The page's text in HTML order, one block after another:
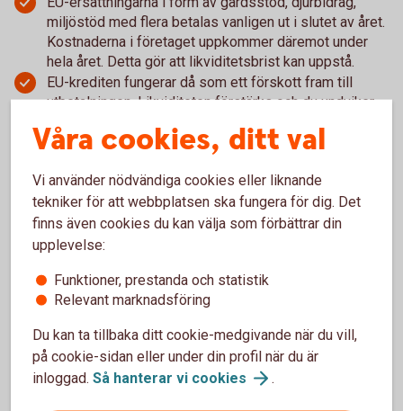
miljöstöd med flera betalas vanligen ut i slutet av året.
Kostnaderna i företaget uppkommer däremot under
hela året. Detta gör att likviditetsbrist kan uppstå.
EU-krediten fungerar då som ett förskott fram till
utbetalningen. Likviditeten förstärks och du undviker
När din EU-ersättning har beviljats av myndigheten
EU-kredit efter sedvanlig kreditprövning. I samband
med att du får EU-ersättningen betalar du tillbaka lånet
till banken.
Offert/pris och räntor
EU-kredit
Våra cookies, ditt val
Vi använder nödvändiga cookies eller liknande
tekniker för att webbplatsen ska fungera för dig. Det
finns även cookies du kan välja som förbättrar din
upplevelse:
Funktioner, prestanda och statistik
Relevant marknadsföring
Du kan ta tillbaka ditt cookie-medgivande när du vill,
på cookie-sidan eller under din profil när du är
inloggad. Så hanterar vi cookies .